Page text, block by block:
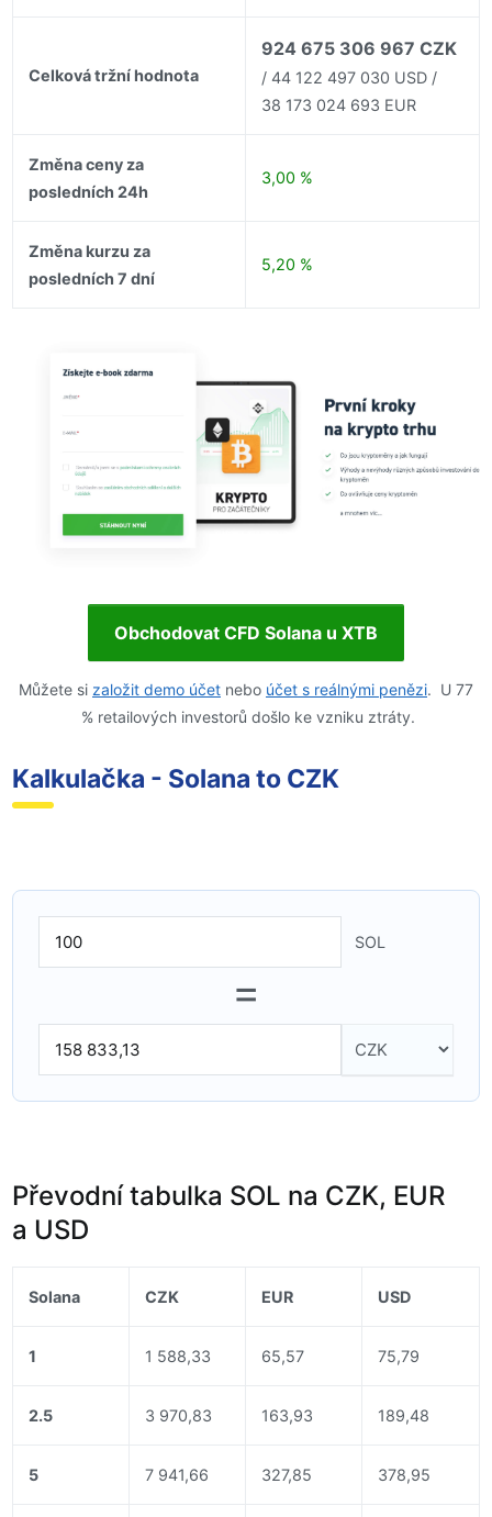
Celková tržní hodnota
924 675 306 967 CZK
/ 44 122 497 030 USD /
38 173 024 693 EUR
Změna ceny za
posledních 24h
3,00 %
Změna kurzu za
posledních 7 dní
5,20 %
Obchodovat CFD Solana u XTB
Můžete si založit demo účet nebo účet s reálnými penězi. U 77
% retailových investorů došlo ke vzniku ztráty.
Kalkulačka - Solana to CZK
SOL
=
Převodní tabulka SOL na CZK, EUR
a USD
Solana CZK EUR USD
1 1 588,33 65,57 75,79
2.5 3 970,83 163,93 189,48
5 7 941,66 327,85 378,95